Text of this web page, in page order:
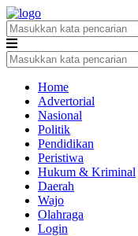
Home
Advertorial
Nasional
Politik
Pendidikan
Peristiwa
Hukum & Kriminal
Daerah
Wajo
Olahraga
Login